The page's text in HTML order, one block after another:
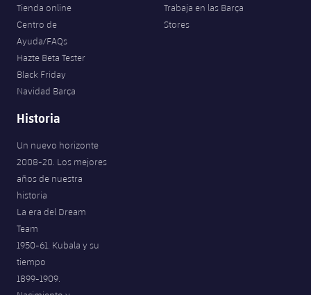
Tienda online
Centro de
Ayuda/FAQs
Hazte Beta Tester
Black Friday
Navidad Barça
Trabaja en las Barça
Stores
Historia
Un nuevo horizonte
2008-20. Los mejores
años de nuestra
historia
La era del Dream
Team
1950-61. Kubala y su
tiempo
1899-1909.